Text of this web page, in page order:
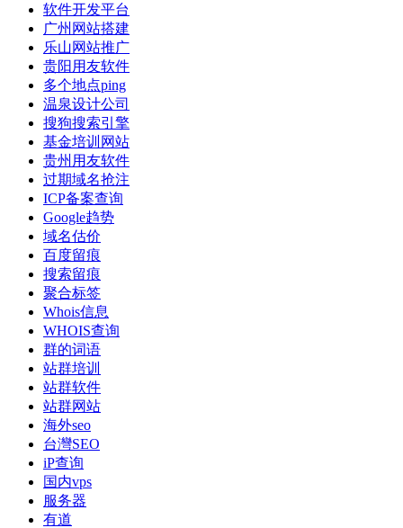
软件开发平台
广州网站搭建
乐山网站推广
贵阳用友软件
多个地点ping
温泉设计公司
搜狗搜索引擎
基金培训网站
贵州用友软件
过期域名抢注
ICP备案查询
Google趋势
域名估价
百度留痕
搜索留痕
聚合标签
Whois信息
WHOIS查询
群的词语
站群培训
站群软件
站群网站
海外seo
台灣SEO
iP查询
国内vps
服务器
有道